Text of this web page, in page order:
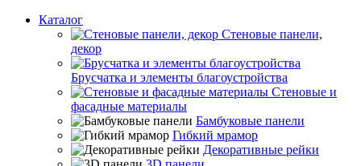
Каталог
Стеновые панели,
декор
Брусчатка и элементы благоустройства
Стеновые и
фасадные материалы
Бамбуковые панели
Гибкий мрамор
Декоративные рейки